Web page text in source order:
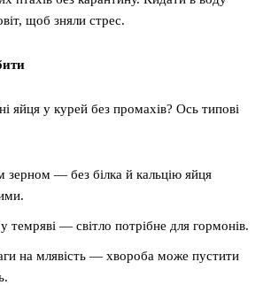
щоб зняли стрес.
яйця у курей без промахів? Ось типові
зерном — без білка й кальцію яйця
темряві — світло потрібне для гормонів.
на млявість — хвороба може пустити